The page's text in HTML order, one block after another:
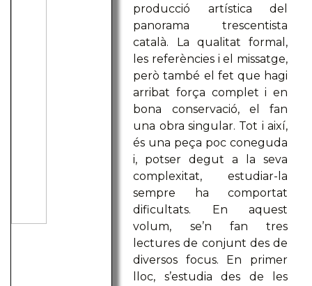
producció artística del
panorama trescentista
català. La qualitat formal,
les referències i el missatge,
però també el fet que hagi
arribat força complet i en
bona conservació, el fan
una obra singular. Tot i així,
és una peça poc coneguda
i, potser degut a la seva
complexitat, estudiar-la
sempre ha comportat
dificultats. En aquest
volum, se’n fan tres
lectures de conjunt des de
diversos focus. En primer
lloc, s’estudia des de les